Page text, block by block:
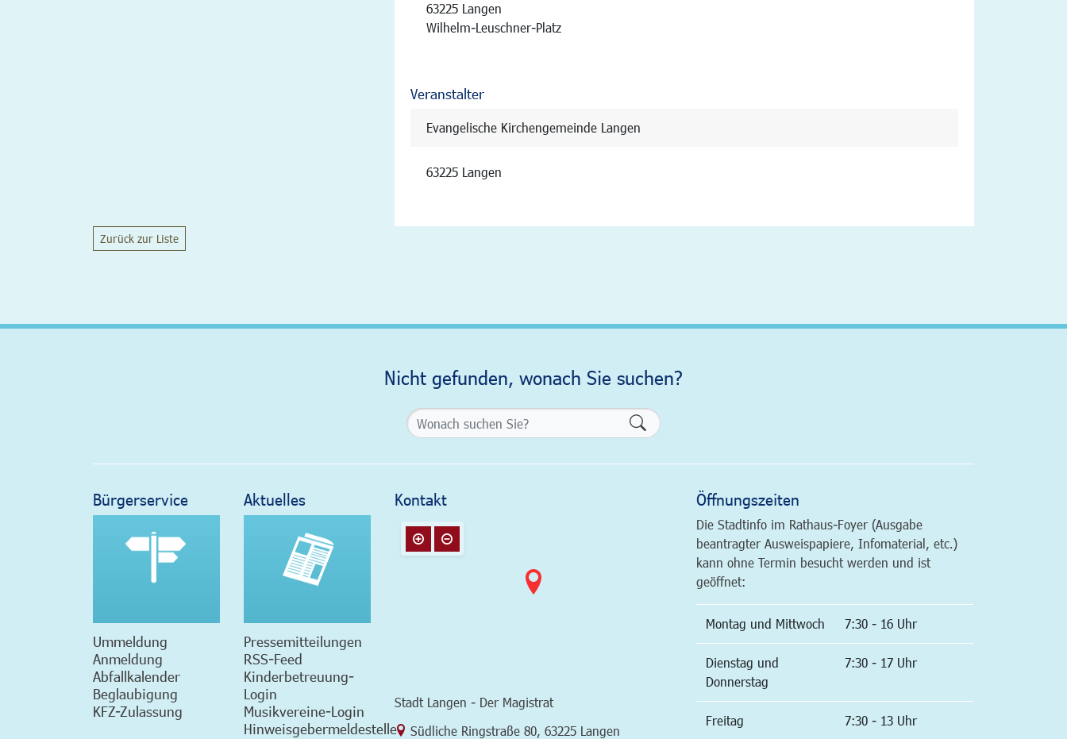
63225 Langen
Wilhelm-Leuschner-Platz
Veranstalter
Evangelische Kirchengemeinde Langen
63225 Langen
Zurück zur Liste
Nicht gefunden, wonach Sie suchen?
Formularschaltfläche
Bürgerservice
Ummeldung
Anmeldung
Abfallkalender
Beglaubigung
KFZ-Zulassung
Aktuelles
Pressemitteilungen
RSS-Feed
Kinderbetreuung-
Login
Musikvereine-Login
Hinweisgebermeldestelle
Kontakt
Stadt Langen - Der Magistrat
Link zur Google-Maps Navigation
Südliche Ringstraße 80, 63225 Langen
Öffnungszeiten
Die Stadtinfo im Rathaus-Foyer (Ausgabe
beantragter Ausweispapiere, Infomaterial, etc.)
kann ohne Termin besucht werden und ist
geöffnet:
Montag und Mittwoch 7:30 - 16 Uhr
Dienstag und
Donnerstag
7:30 - 17 Uhr
Freitag 7:30 - 13 Uhr